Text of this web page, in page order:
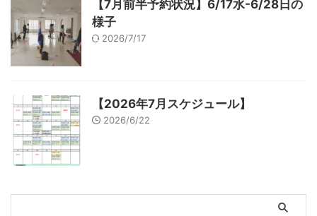
【7月前半予約状況】6/17水-6/28日の
様子
2026/7/17
【2026年7月スケジュール】
2026/6/22